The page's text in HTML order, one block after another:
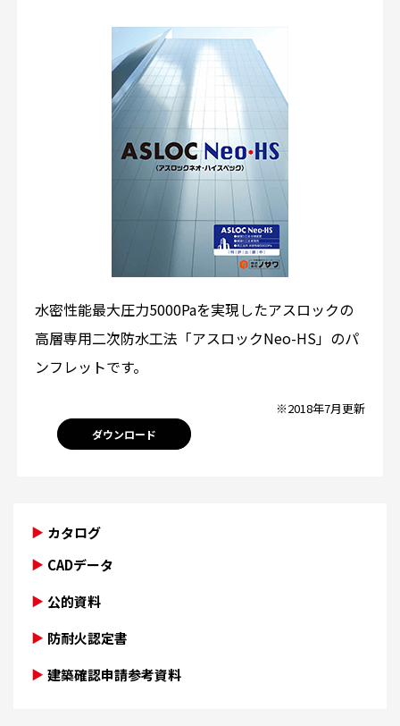
水密性能最大圧力5000Paを実現したアスロックの
高層専用二次防水工法「アスロックNeo-HS」のパ
ンフレットです。
※2018年7月更新
ダウンロード
カタログ
CADデータ
公的資料
防耐火認定書
建築確認申請参考資料